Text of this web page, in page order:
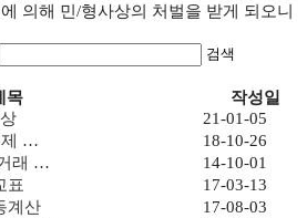
의해 민/형사상의 처벌을 받게 되오니
검색
목
작성일
21-01-05
식
18-10-26
안내
14-10-01
표
17-03-13
계산
17-08-03